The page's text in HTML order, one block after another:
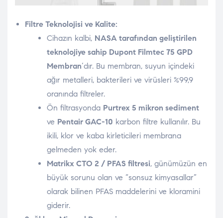
Filtre Teknolojisi ve Kalite:
Cihazın kalbi, NASA tarafından geliştirilen
teknolojiye sahip Dupont Filmtec 75 GPD
Membran‘dır. Bu membran, suyun içindeki
ağır metalleri, bakterileri ve virüsleri %99,9
oranında filtreler.
Ön filtrasyonda Purtrex 5 mikron sediment
ve Pentair GAC-10 karbon filtre kullanılır. Bu
ikili, klor ve kaba kirleticileri membrana
gelmeden yok eder.
Matrikx CTO 2 / PFAS filtresi, günümüzün en
büyük sorunu olan ve “sonsuz kimyasallar”
olarak bilinen PFAS maddelerini ve kloramini
giderir.